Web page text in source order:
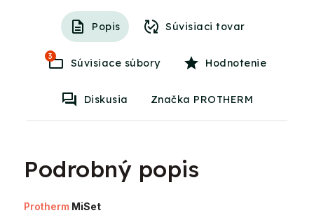
Popis Súvisiaci tovar
3
Súvisiace súbory Hodnotenie
Diskusia Značka PROTHERM
Podrobný popis
Protherm MiSet